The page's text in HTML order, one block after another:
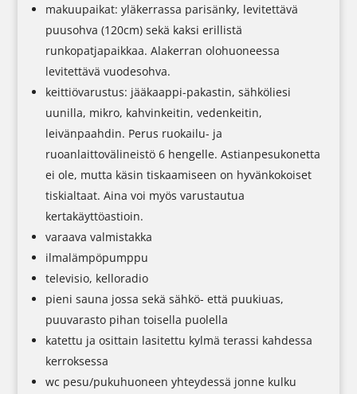
makuupaikat: yläkerrassa parisänky, levitettävä
puusohva (120cm) sekä kaksi erillistä
runkopatjapaikkaa. Alakerran olohuoneessa
levitettävä vuodesohva.
keittiövarustus: jääkaappi-pakastin, sähköliesi
uunilla, mikro, kahvinkeitin, vedenkeitin,
leivänpaahdin. Perus ruokailu- ja
ruoanlaittovälineistö 6 hengelle. Astianpesukonetta
ei ole, mutta käsin tiskaamiseen on hyvänkokoiset
tiskialtaat. Aina voi myös varustautua
kertakäyttöastioin.
varaava valmistakka
ilmalämpöpumppu
televisio, kelloradio
pieni sauna jossa sekä sähkö- että puukiuas,
puuvarasto pihan toisella puolella
katettu ja osittain lasitettu kylmä terassi kahdessa
kerroksessa
wc pesu/pukuhuoneen yhteydessä jonne kulku